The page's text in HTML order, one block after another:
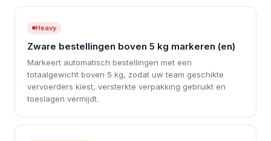
Heavy
Zware bestellingen boven 5 kg markeren (en)
Markeert automatisch bestellingen met een
totaalgewicht boven 5 kg, zodat uw team geschikte
vervoerders kiest, versterkte verpakking gebruikt en
toeslagen vermijdt.